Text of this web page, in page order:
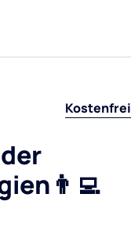
Kostenfrei